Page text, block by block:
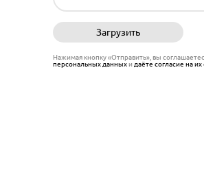
Загрузить
Нажимая кнопку «Отправить», вы
персональных данныхи даёте согласие на